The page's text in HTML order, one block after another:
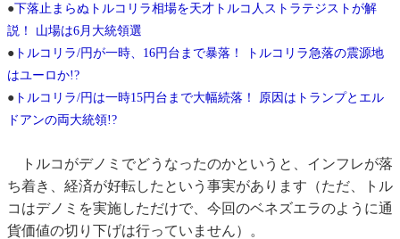
●下落止まらぬトルコリラ相場を天才トルコ人ストラテジストが解
説！ 山場は6月大統領選
● トルコリラ/円が一時、16円台まで暴落！ トルコリラ急落の震源地
はユーロか!?
● トルコリラ/円は一時15円台まで大幅続落！ 原因はトランプとエル
ドアンの両大統領!?
トルコがデノミでどうなったのかというと、インフレが落
ち着き、経済が好転したという事実があります（ただ、トル
コはデノミを実施しただけで、今回のベネズエラのように通
貨価値の切り下げは行っていません）。